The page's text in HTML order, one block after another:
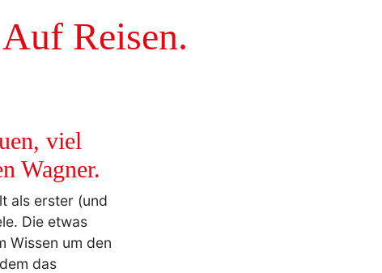
Reisen.
viel
Wagner.
als erster (und
Die etwas
Wissen um den
das